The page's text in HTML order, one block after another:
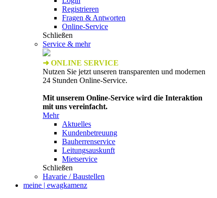
Registrieren
Fragen & Antworten
Online-Service
Schließen
Service & mehr
➜ ONLINE SERVICE
Nutzen Sie jetzt unseren transparenten und modernen
24 Stunden Online-Service.
Mit unserem Online-Service wird die Interaktion
mit uns vereinfacht.
Mehr
Aktuelles
Kundenbetreuung
Bauherrenservice
Leitungsauskunft
Mietservice
Schließen
Havarie / Baustellen
meine | ewagkamenz